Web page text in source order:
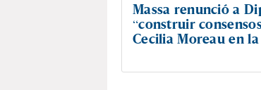
Massa renunció a
“construir
Cecilia Moreau en